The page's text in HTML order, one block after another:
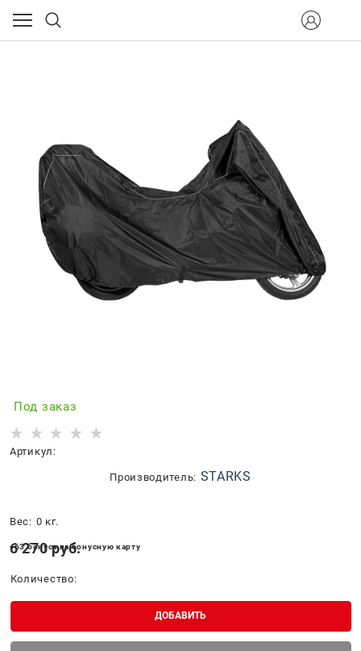
Под заказ
Артикул:
Производитель: STARKS
Вес: 0 кг.
6 270 руб.
+63 бонуса на бонусную карту
Количество:
ДОБАВИТЬ